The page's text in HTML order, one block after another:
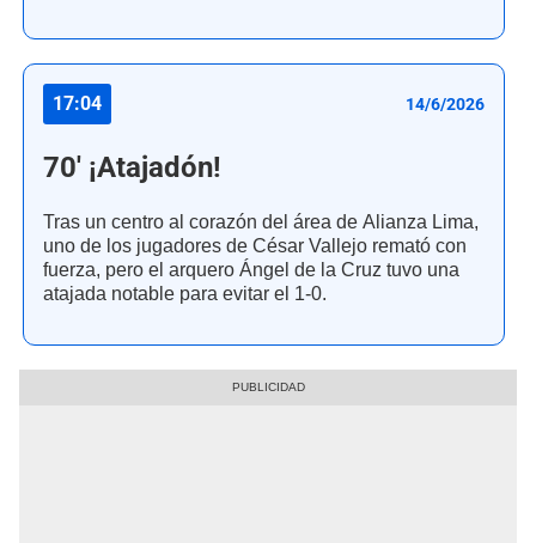
17:04 14/6/2026
70' ¡Atajadón!
Tras un centro al corazón del área de Alianza Lima,
uno de los jugadores de César Vallejo remató con
fuerza, pero el arquero Ángel de la Cruz tuvo una
atajada notable para evitar el 1-0.